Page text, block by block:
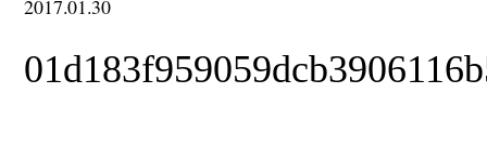
2017.01.30